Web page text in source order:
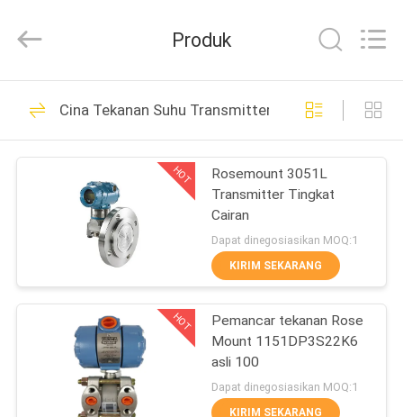
RUMAH
PRODUK
TENTANG
KITA
WISATA
PABRIK
Technology
CO.,LTD.
Reserved.
Industrial Servo
Motor
3089
Industrial Servo
Drives
1712
Produk
Cina Tekanan Suhu Transmitter
HOT
Rosemount 3051L
Transmitter Tingkat
Cairan
Dapat dinegosiasikan MOQ:1
KIRIM SEKARANG
HOT
Pemancar tekanan Rose
Mount 1151DP3S22K6
asli 100
Dapat dinegosiasikan MOQ:1
KIRIM SEKARANG